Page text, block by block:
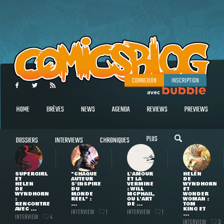
CONNEXION INSCRIPTION
HOME BRÈVES NEWS AGENDA REVIEWS PREVIEWS
DOSSIERS INTERVIEWS CHRONIQUES PLUS
SUPERGIRL
ET
HELEN
DE
WYNDHORN
:
RENCONTRE
AVEC ...
INTERVIEW 4
"CHAQUE
AUTEUR
S'INSPIRE
DU
MONDE
RÉEL" :
...
INTERVIEW 1
L'AMOUR
ET LA
VERMINE
: WILL
MCPHAIL,
OU L'ART
DE ...
INTERVIEW 1
HELEN
DE
WYNDHORN
ET
WONDER
WOMAN :
TOM
KING ET
...